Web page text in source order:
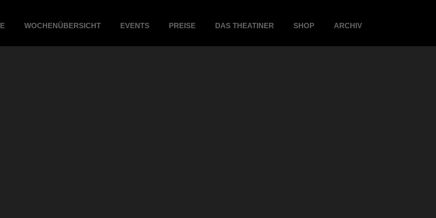
WOCHENÜBERSICHT EVENTS PREISE DAS THEATINER SHOP ARCHIV